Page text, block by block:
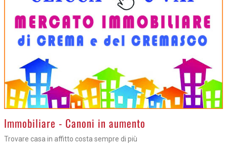
>Immobiliare - Canoni in aumento
Trovare casa in affitto costa sempre di più